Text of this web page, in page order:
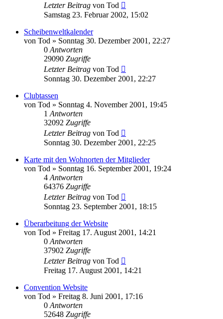
Letzter Beitrag von Tod
Samstag 23. Februar 2002, 15:02
Scheibenweltkalender
von Tod » Sonntag 30. Dezember 2001, 22:27
0 Antworten
29090 Zugriffe
Letzter Beitrag von Tod
Sonntag 30. Dezember 2001, 22:27
Clubtassen
von Tod » Sonntag 4. November 2001, 19:45
1 Antworten
32092 Zugriffe
Letzter Beitrag von Tod
Sonntag 30. Dezember 2001, 22:25
Karte mit den Wohnorten der Mitglieder
von Tod » Sonntag 16. September 2001, 19:24
4 Antworten
64376 Zugriffe
Letzter Beitrag von Tod
Sonntag 23. September 2001, 18:15
Überarbeitung der Website
von Tod » Freitag 17. August 2001, 14:21
0 Antworten
37902 Zugriffe
Letzter Beitrag von Tod
Freitag 17. August 2001, 14:21
Convention Website
von Tod » Freitag 8. Juni 2001, 17:16
0 Antworten
52648 Zugriffe